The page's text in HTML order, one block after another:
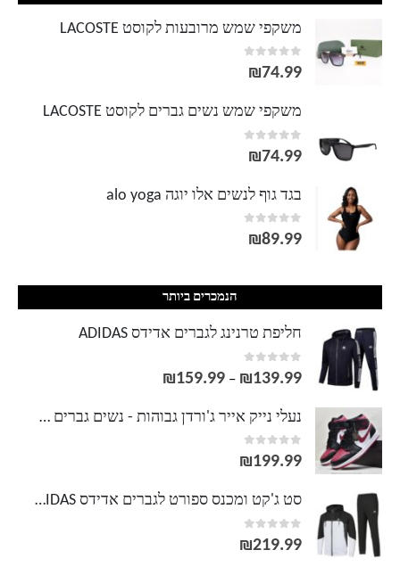
משקפי שמש מרובעות לקוסט LACOSTE
0
out of 5
₪74.99
משקפי שמש נשים גברים לקוסט LACOSTE
0
out of 5
₪74.99
בגד גוף לנשים אלו יוגה alo yoga
0
out of 5
₪89.99
הנמכרים ביותר
חליפת טרנינג לגברים אדידס ADIDAS
0
out of 5
₪139.99
–
₪159.99
נעלי נייק אייר ג'ורדן גבוהות - נשים גברים NIKE AIR JORDAN
0
out of 5
₪199.99
סט ג'קט ומכנס ספורט לגברים אדידס ADIDAS
0
out of 5
₪219.99